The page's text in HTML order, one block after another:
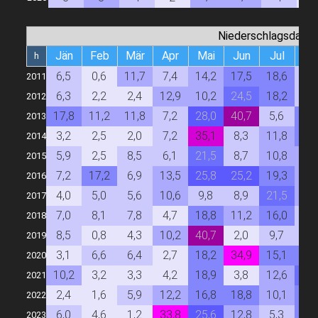
Niederschlagsdauer
h Jän Feb Mär Apr Mai Jun Jul
2011 6,5 0,6 11,7 7,4 14,2 17,5 18,6
2012 6,3 2,2 2,4 12,9 10,2 24,5 18,2
2013 17,8 11,2 11,8 7,2 28,0 40,7 5,6
2014 3,2 2,5 2,0 7,2 35,1 8,3 11,8
2015 5,9 2,5 8,5 6,1 21,5 8,7 10,8
2016 7,2 17,2 6,9 13,5 25,8 25,2 19,3
2017 4,0 5,0 5,6 10,6 9,8 8,9 21,5
2018 7,0 8,1 7,8 4,7 18,8 11,2 16,0
2019 8,5 0,8 4,3 10,2 40,7 2,0 9,7
2020 3,1 6,6 6,4 2,7 18,2 34,9 15,1
2021 10,2 3,2 3,3 4,2 18,9 3,8 12,6
2022 2,4 1,6 5,9 12,2 16,8 18,8 10,1
2023 6,0 4,6 1,2 33,8 25,6 12,8 5,3